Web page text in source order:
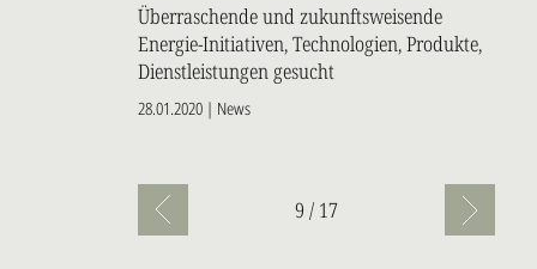
Überraschende und zukunftsweisende
Energie-Initiativen, Technologien, Produkte,
Dienstleistungen gesucht
28.01.2020 | News
Seitennummerierung
Vorherige
9 / 17